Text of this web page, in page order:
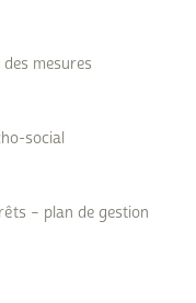
des mesures
social
– plan de gestion